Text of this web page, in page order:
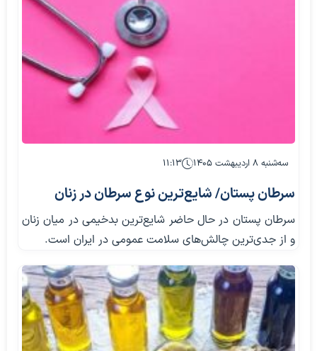
سه‌شنبه ۸ اردیبهشت ۱۴۰۵ ۱۱:۱۳
سرطان پستان/ شایع‌ترین نوع سرطان در زنان
سرطان پستان در حال حاضر شایع‌ترین بدخیمی در میان زنان
و از جدی‌ترین چالش‌های سلامت عمومی در ایران است.